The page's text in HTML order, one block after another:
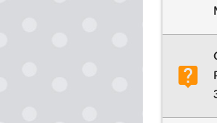
live_help